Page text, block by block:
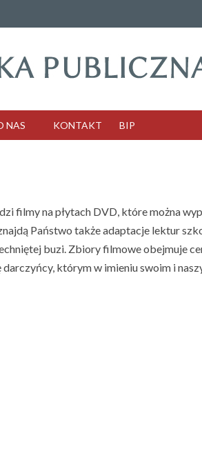
NAS KONTAKT BIP
filmy na płytach DVD, które można
Państwo także adaptacje lektur
buzi. Zbiory filmowe obejmuje
którym w imieniu swoim i